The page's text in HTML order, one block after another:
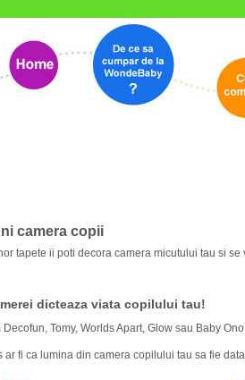
camera copii
tapete ii poti decora camera micutului tau si se
dicteaza viata copilului tau!
Decofun, Tomy, Worlds Apart, Glow sau Baby
ar fi ca lumina din camera copilului tau sa fie